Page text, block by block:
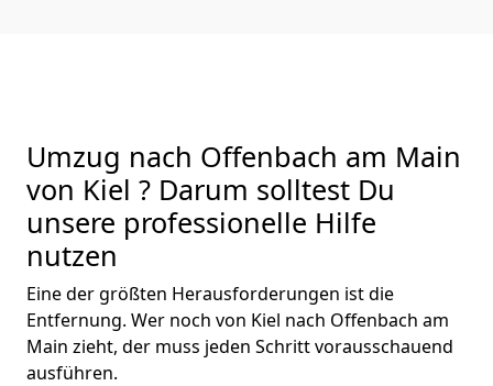
Umzug nach Offenbach am Main
von Kiel ? Darum solltest Du
unsere professionelle Hilfe
nutzen
Eine der größten Herausforderungen ist die
Entfernung. Wer noch von Kiel nach Offenbach am
Main zieht, der muss jeden Schritt vorausschauend
ausführen.